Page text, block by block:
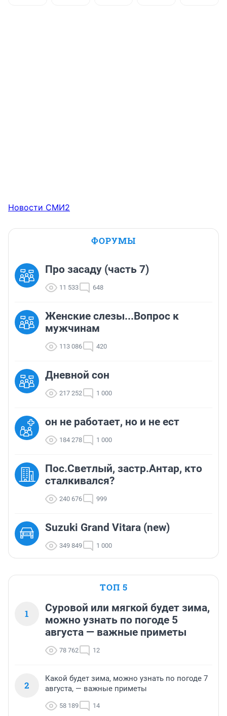
Новости СМИ2
ФОРУМЫ
Про засаду (часть 7)
11 533 648
Женские слезы...Вопрос к
мужчинам
113 086 420
Дневной сон
217 252 1 000
он не работает, но и не ест
184 278 1 000
Пос.Светлый, застр.Антар, кто
сталкивался?
240 676 999
Suzuki Grand Vitara (new)
349 849 1 000
ТОП 5
1
Суровой или мягкой будет зима,
можно узнать по погоде 5
августа — важные приметы
78 762 12
2
Какой будет зима, можно узнать по погоде 7
августа, — важные приметы
58 189 14